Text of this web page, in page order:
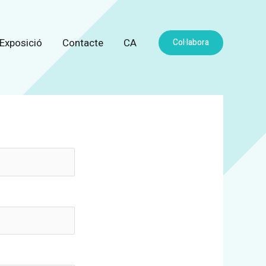
Exposició Contacte CA Col·labora